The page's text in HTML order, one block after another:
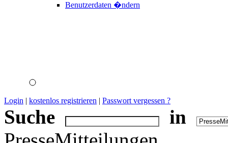
Benutzerdaten �ndern
Login | kostenlos registrieren | Passwort vergessen ?
Suche
in